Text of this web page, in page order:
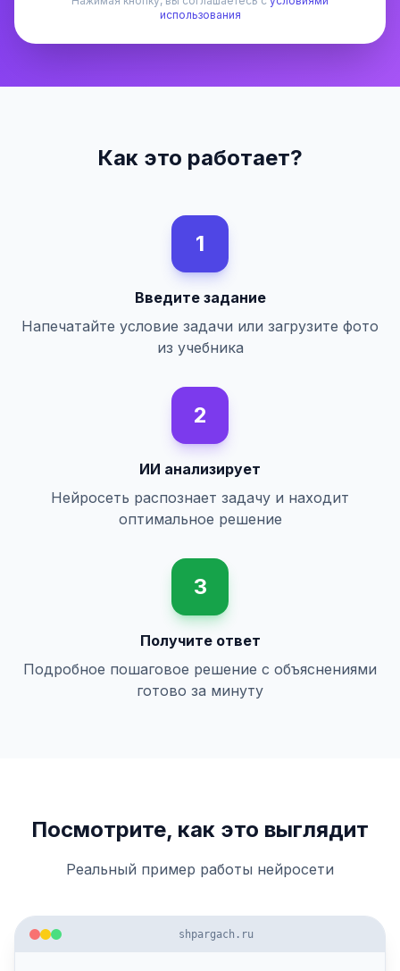
использования
Как это работает?
1
Введите задание
Напечатайте условие задачи или загрузите фото
из учебника
2
ИИ анализирует
Нейросеть распознает задачу и находит
оптимальное решение
3
Получите ответ
Подробное пошаговое решение с объяснениями
готово за минуту
Посмотрите, как это выглядит
Реальный пример работы нейросети
shpargach.ru